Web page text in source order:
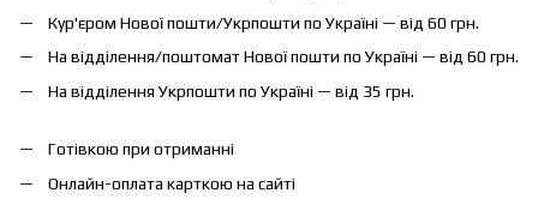
Кур'єром Нової пошти/Укрпошти по Україні — від 60 грн.
На відділення/поштомат Нової пошти по Україні — від 60 грн.
На відділення Укрпошти по Україні — від 35 грн.
Готівкою при отриманні
Онлайн-оплата карткою на сайті